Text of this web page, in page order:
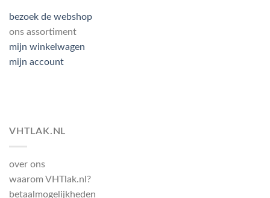
bezoek de webshop
ons assortiment
mijn winkelwagen
mijn account
VHTLAK.NL
over ons
waarom VHTlak.nl?
betaalmogelijkheden